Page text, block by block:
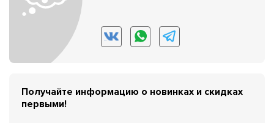
Получайте информацию о новинках и скидках
первыми!